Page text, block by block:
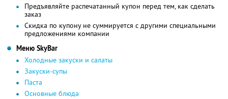
Предъявляйте распечатанный купон перед тем, как сделать
заказ
Скидка по купону не суммируется с другими специальными
предложениями компании
Меню SkyBаr
Холодные закуски и салаты
Закуски-супы
Паста
Основные блюда